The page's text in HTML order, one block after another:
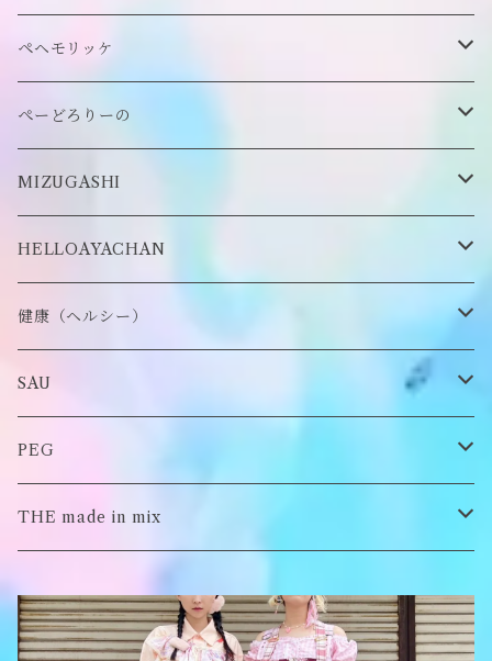
ぬいぐるみヘアピン
缶バッヂ
ロンT
ステッカー・シール
チャーム
Tシャツ
イヤーマフラー
CAP
other
Tシャツ
アクセサリー
雑貨
ピアス/イヤリング
ネックレス
マスクチェーン
ペヘモリッケ
帽子
キーホルダー
ブローチ
ぺーどろりーの
靴下
スタイ
MIZUGASHI
帽子
アクセサリー
HELLOAYACHAN
ピアス/イヤリング
健康（ヘルシー）
ロンT
スウェット/パーカー
Tシャツ
SAU
ロンT
スウェット/パーカー
PEG
キーチャーム
THE made in mix
キーホルダー